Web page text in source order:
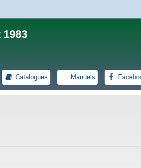
Catalogues Manuels